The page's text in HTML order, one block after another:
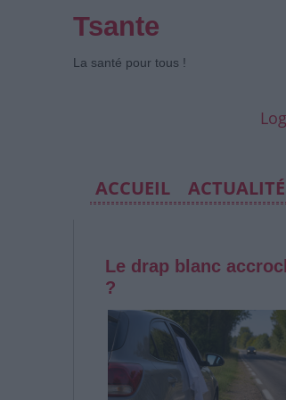
Tsante
La santé pour tous !
ACCUEIL
Le drap blanc
?